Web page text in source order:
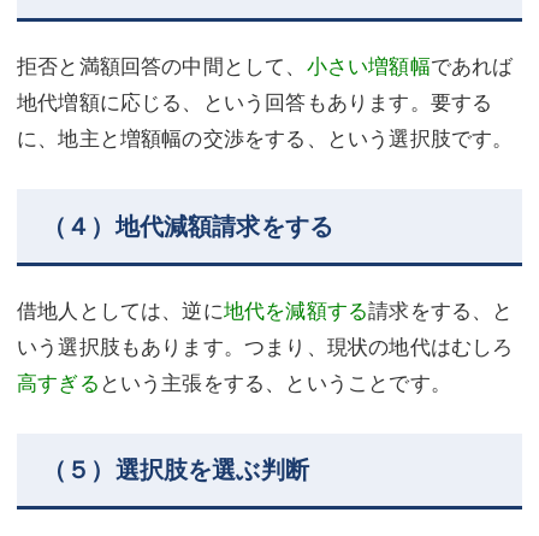
拒否と満額回答の中間として、 小さい増額幅であれば
地代増額に応じる、という回答もあります。要する
に、地主と増額幅の交渉をする、という選択肢です。
（４）地代減額請求をする
借地人としては、逆に地代を減額する請求をする、と
いう選択肢もあります。つまり、現状の地代はむしろ
高すぎる という主張をする、ということです。
（５）選択肢を選ぶ判断